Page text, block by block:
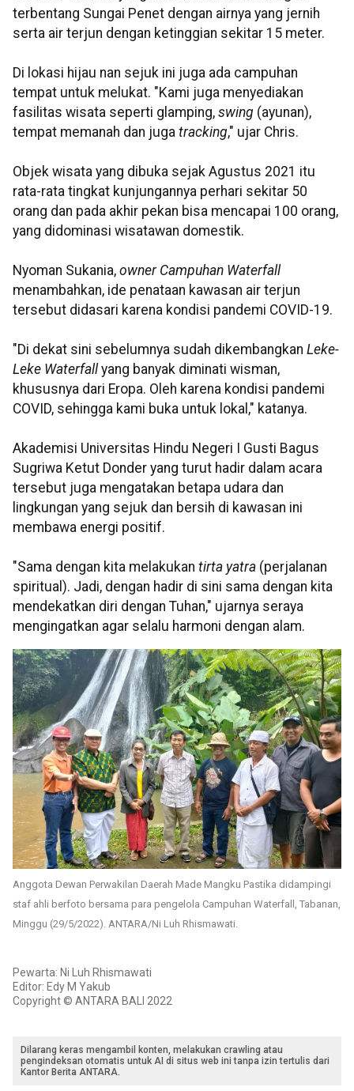
terbentang Sungai Penet dengan airnya yang jernih
serta air terjun dengan ketinggian sekitar 15 meter.
Di lokasi hijau nan sejuk ini juga ada campuhan
tempat untuk melukat. "Kami juga menyediakan
fasilitas wisata seperti glamping, swing (ayunan),
tempat memanah dan juga tracking," ujar Chris.
Objek wisata yang dibuka sejak Agustus 2021 itu
rata-rata tingkat kunjungannya perhari sekitar 50
orang dan pada akhir pekan bisa mencapai 100 orang,
yang didominasi wisatawan domestik.
Nyoman Sukania, owner Campuhan Waterfall
menambahkan, ide penataan kawasan air terjun
tersebut didasari karena kondisi pandemi COVID-19.
"Di dekat sini sebelumnya sudah dikembangkan Leke-
Leke Waterfall yang banyak diminati wisman,
khususnya dari Eropa. Oleh karena kondisi pandemi
COVID, sehingga kami buka untuk lokal," katanya.
Akademisi Universitas Hindu Negeri I Gusti Bagus
Sugriwa Ketut Donder yang turut hadir dalam acara
tersebut juga mengatakan betapa udara dan
lingkungan yang sejuk dan bersih di kawasan ini
membawa energi positif.
"Sama dengan kita melakukan tirta yatra (perjalanan
spiritual). Jadi, dengan hadir di sini sama dengan kita
mendekatkan diri dengan Tuhan," ujarnya seraya
mengingatkan agar selalu harmoni dengan alam.
Anggota Dewan Perwakilan Daerah Made Mangku Pastika didampingi
staf ahli berfoto bersama para pengelola Campuhan Waterfall, Tabanan,
Minggu (29/5/2022). ANTARA/Ni Luh Rhismawati.
Pewarta: Ni Luh Rhismawati
Editor: Edy M Yakub
Copyright © ANTARA BALI 2022
Dilarang keras mengambil konten, melakukan crawling atau
pengindeksan otomatis untuk AI di situs web ini tanpa izin tertulis dari
Kantor Berita ANTARA.